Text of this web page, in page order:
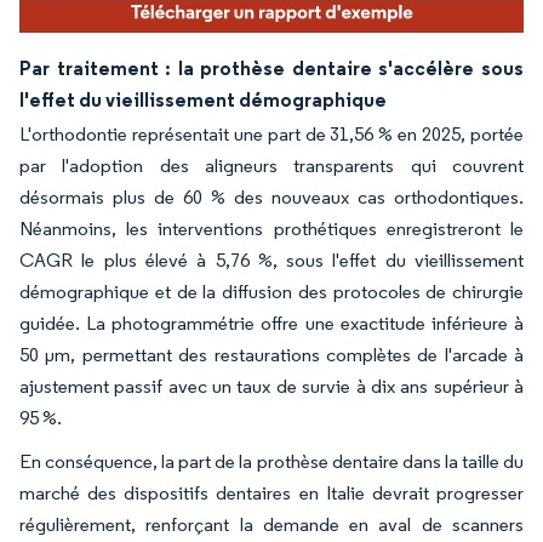
Par traitement : la prothèse dentaire s'accélère sous
l'effet du vieillissement démographique
L'orthodontie représentait une part de 31,56 % en 2025, portée
par l'adoption des aligneurs transparents qui couvrent
désormais plus de 60 % des nouveaux cas orthodontiques.
Néanmoins, les interventions prothétiques enregistreront le
CAGR le plus élevé à 5,76 %, sous l'effet du vieillissement
démographique et de la diffusion des protocoles de chirurgie
guidée. La photogrammétrie offre une exactitude inférieure à
50 µm, permettant des restaurations complètes de l'arcade à
ajustement passif avec un taux de survie à dix ans supérieur à
95 %.
En conséquence, la part de la prothèse dentaire dans la taille du
marché des dispositifs dentaires en Italie devrait progresser
régulièrement, renforçant la demande en aval de scanners